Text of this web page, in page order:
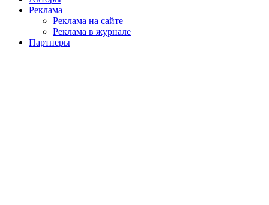
Реклама
Реклама на сайте
Реклама в журнале
Партнеры